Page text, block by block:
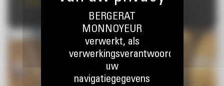
BERGERAT
MONNOYEUR
verwerkt, als
verwerkingsverantwoordelijke,
uw
navigatiegegevens